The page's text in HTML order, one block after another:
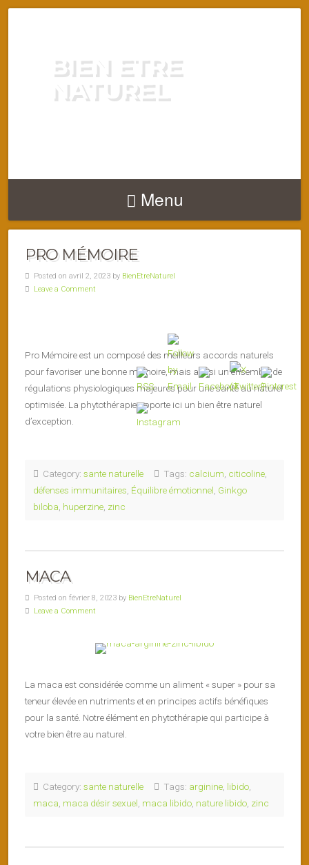
BIEN ETRE
NATUREL
Menu
PRO MÉMOIRE
Posted on avril 2, 2023 by BienEtreNaturel
Leave a Comment
Pro Mémoire est un composé des meilleurs accords naturels
pour favoriser une bonne mémoire, mais aussi un ensemble de
régulations physiologiques majeures pour une santé au naturel
optimisée. La phytothérapie apporte ici un bien être naturel
d’exception.
Category: sante naturelle Tags: calcium citicoline
défenses immunitaires Équilibre émotionnel Ginkgo
biloba huperzine zinc
MACA
Posted on février 8, 2023 by BienEtreNaturel
Leave a Comment
La maca est considérée comme un aliment « super » pour sa
teneur élevée en nutriments et en principes actifs bénéfiques
pour la santé. Notre élément en phytothérapie qui participe à
votre bien être au naturel.
Category: sante naturelle Tags: arginine libido
maca maca désir sexuel maca libido nature libido zinc